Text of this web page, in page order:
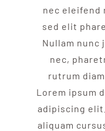
nec eleifend
sed elit
Nullam
nec,
rutrum
Lorem ipsum
adipiscing
aliquam